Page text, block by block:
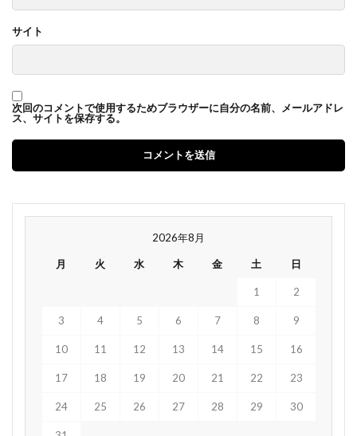
サイト
次回のコメントで使用するためブラウザーに自分の名前、メールアドレ
ス、サイトを保存する。
2026年8月
月 火 水 木 金 土 日
1 2
3 4 5 6 7 8 9
10 11 12 13 14 15 16
17 18 19 20 21 22 23
24 25 26 27 28 29 30